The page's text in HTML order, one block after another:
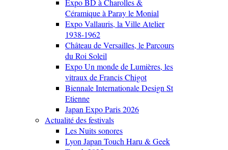
Expo BD à Charolles &
Céramique à Paray le Monial
Expo Vallauris, la Ville Atelier
1938-1962
Château de Versailles, le Parcours
du Roi Soleil
Expo Un monde de Lumières, les
vitraux de Francis Chigot
Biennale Internationale Design St
Etienne
Japan Expo Paris 2026
Actualité des festivals
Les Nuits sonores
Lyon Japan Touch Haru & Geek